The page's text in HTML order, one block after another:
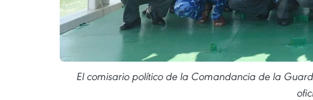
El comisario político de la Comandancia de la